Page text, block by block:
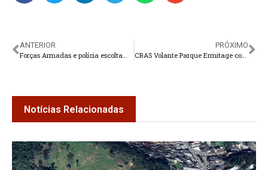
ANTERIOR
PRÓXIMO
Notícias Relacionadas